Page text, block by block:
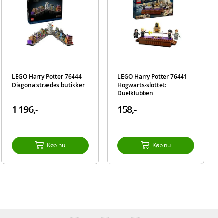
høj
204
op
LEGO Harry Potter 76444
Diagonalstrædes butikker
1 196,-
Køb nu
LEGO Harry Potter 76441
Hogwarts-slottet:
Duelklubben
158,-
Køb nu